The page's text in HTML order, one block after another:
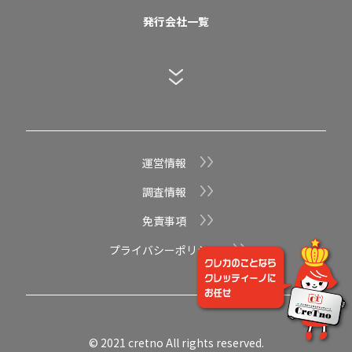
発行会社一覧
と
運営情報
調査情報
免責事項
プライバシーポリシー
© 2021 cretno All rights reserved.